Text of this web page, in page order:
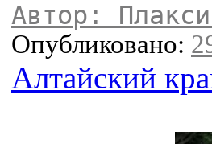
Автор:
Опубликовано:
Алтайский